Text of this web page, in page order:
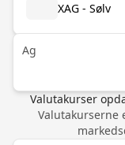
XAG - Sølv
Ag
Valutakurser
Valutakurserne